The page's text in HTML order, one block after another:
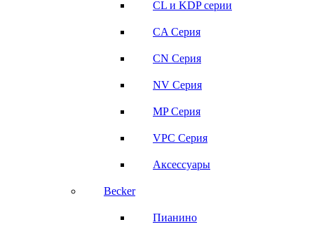
CL и KDP серии
CA Серия
CN Серия
NV Серия
MP Серия
VPC Серия
Аксессуары
Becker
Пианино